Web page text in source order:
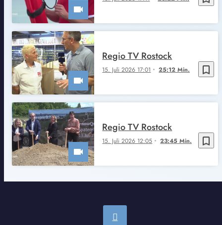
bookmark_border
15. Juli 2026 17:01 25:12 Min.
Regio TV Rostock
bookmark_border
15. Juli 2026 12:05 23:45 Min.
Regio TV Rostock